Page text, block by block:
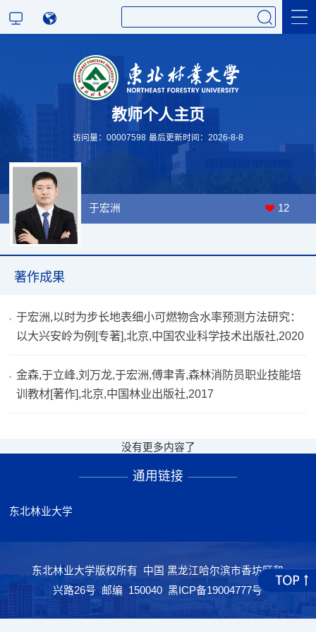
教师个人主页
访问量： 00007598 最后更新时间： 2026-8-8
于宏洲 12
著作成果
于宏洲,以时为步长地表细小可燃物含水率预测方法研究：
以大兴安岭为例[专著],北京,中国农业科学技术出版社,2020
金森,于立峰,刘万龙,于宏洲,傅聿青,森林消防员职业技能培
训教材[著作],北京,中国林业出版社,2017
没有更多内容了
通用链接
东北林业大学
东北林业大学版权所有 中国 黑龙江哈尔滨市香坊区和
兴路26号 邮编 150040 黑ICP备19004777号